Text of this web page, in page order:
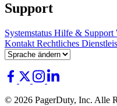
Support
Systemstatus Hilfe & Support
Kontakt Rechtliches
© 2026 PagerDuty, Inc. Alle